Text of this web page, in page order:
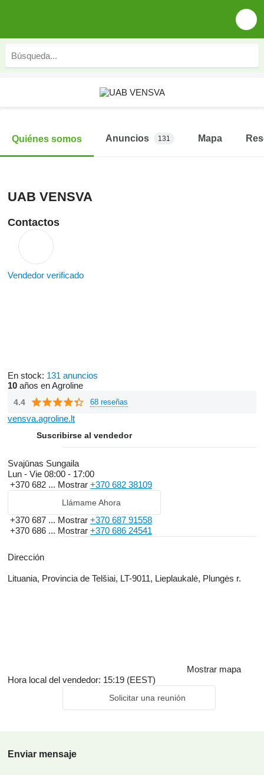
Quiénes somos Anuncios 131 Mapa
UAB VENSVA
Contactos
Vendedor verificado
En stock: 131 anuncios
10 años en Agroline
4.4 68 reseñas
vensva.agroline.lt
Suscribirse al vendedor
Svajūnas Sungaila
Lun - Vie 08:00 - 17:00
+370 682 ... Mostrar +370 682 38109
Llámame Ahora
+370 687 ... Mostrar +370 687 91558
+370 686 ... Mostrar +370 686 24541
Dirección
Lituania, Provincia de Telšiai, LT-9011, Lieplaukalė, Plungės r.
Mostrar mapa
Hora local del vendedor: 15:19 (EEST)
Solicitar una reunión
Enviar mensaje